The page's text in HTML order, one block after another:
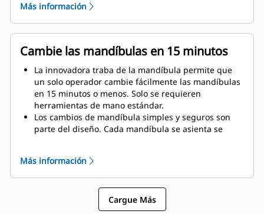
máquina.
Obtenga el máximo rendimiento y respaldo total con
una solución completa de demolición Cat. Los
programas para procesadores múltiples se incluyen
en la pantalla del operador Cat de última
generación. Único punto de soporte para todo el
sistema por parte de su distribuidor Cat local.
Más información
Cambie las mandíbulas en 15 minutos
La innovadora traba de la mandíbula permite que
un solo operador cambie fácilmente las mandíbulas
en 15 minutos o menos. Solo se requieren
herramientas de mano estándar.
Los cambios de mandíbula simples y seguros son
parte del diseño. Cada mandíbula se asienta se
El MP332 es compatible con estos tipos de
mandíbula:
Más información
Cargue Más